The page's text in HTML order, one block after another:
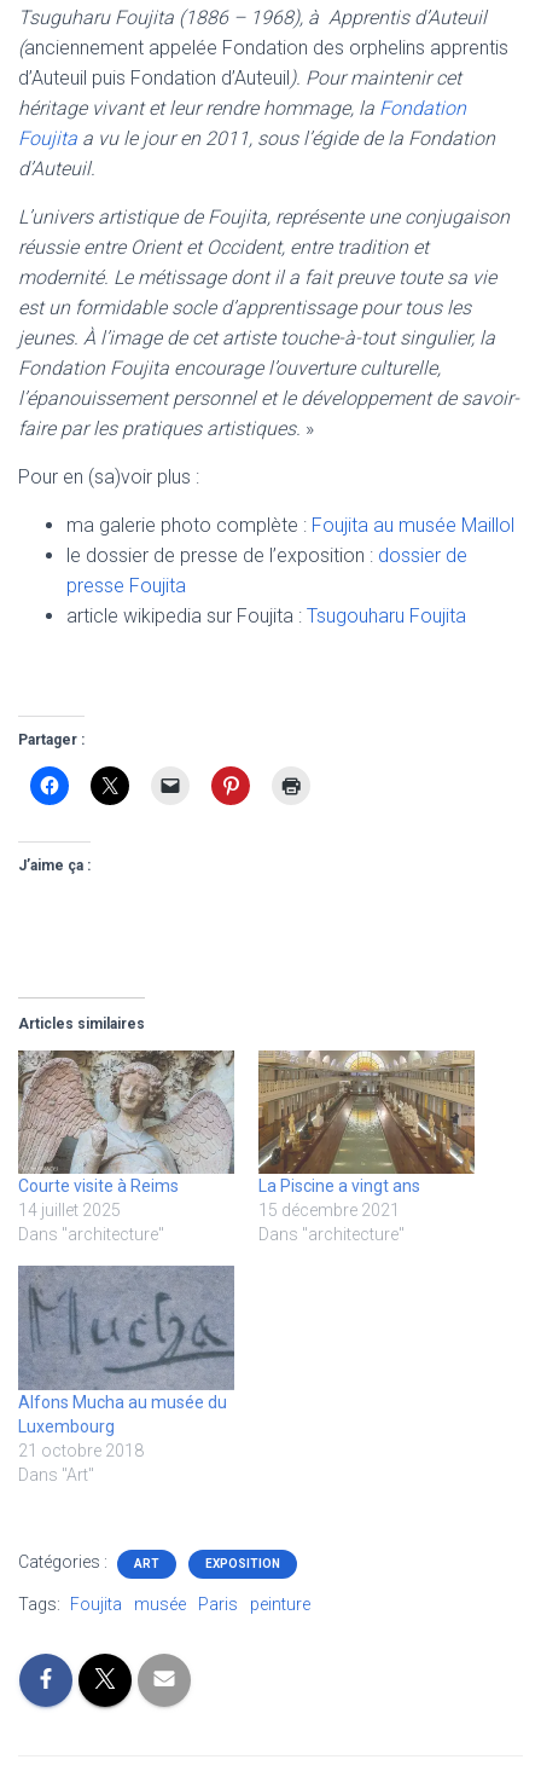
Tsuguharu Foujita (1886 – 1968), à Apprentis d’Auteuil
(anciennement appelée Fondation des orphelins apprentis
d’Auteuil puis Fondation d’Auteuil). Pour maintenir cet
héritage vivant et leur rendre hommage, la Fondation
Foujita a vu le jour en 2011, sous l’égide de la Fondation
d’Auteuil.
L’univers artistique de Foujita, représente une conjugaison
réussie entre Orient et Occident, entre tradition et
modernité. Le métissage dont il a fait preuve toute sa vie
est un formidable socle d’apprentissage pour tous les
jeunes. À l’image de cet artiste touche-à-tout singulier, la
Fondation Foujita encourage l’ouverture culturelle,
l’épanouissement personnel et le développement de savoir-
faire par les pratiques artistiques. »
Pour en (sa)voir plus :
ma galerie photo complète : Foujita au musée Maillol
le dossier de presse de l’exposition : dossier de
presse Foujita
article wikipedia sur Foujita : Tsugouharu Foujita
Partager :
J’aime ça :
Articles similaires
Courte visite à Reims
14 juillet 2025
Dans "architecture"
La Piscine a vingt ans
15 décembre 2021
Dans "architecture"
Alfons Mucha au musée du
Luxembourg
21 octobre 2018
Dans "Art"
Catégories : ART EXPOSITION
Tags: Foujita musée Paris peinture